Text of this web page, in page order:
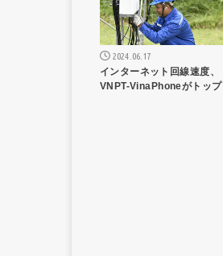
2024.06.17
インターネット回線速度、
VNPT-VinaPhoneがトップ